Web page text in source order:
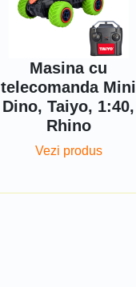
Masina cu
telecomanda Mini
Dino, Taiyo, 1:40,
Rhino
Vezi produs